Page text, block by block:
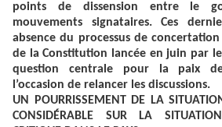
points de dissension entre le
mouvements signataires. Ces
absence du processus de
de la Constitution lancée en juin par
question centrale pour la paix
l’occasion de relancer les discussions.
UN POURRISSEMENT DE LA
CONSIDÉRABLE SUR LA